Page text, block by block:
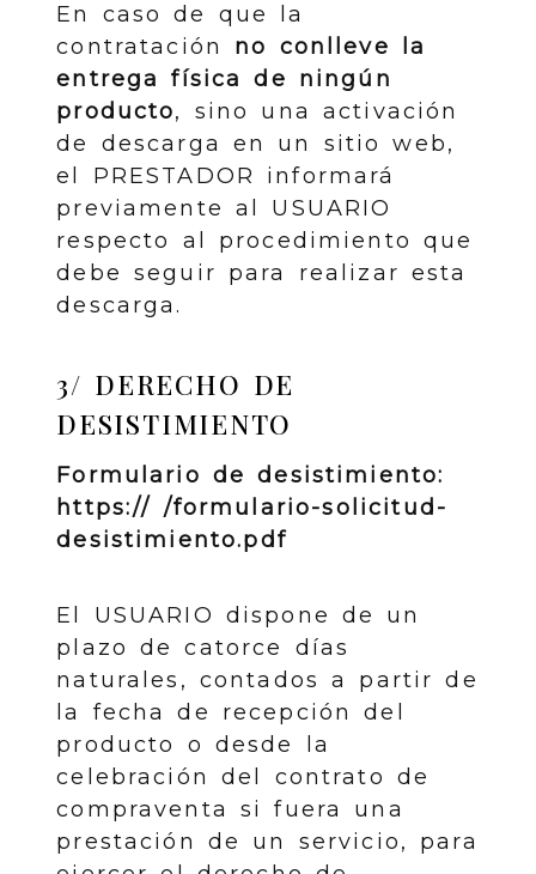
En caso de que la
contratación no conlleve la
entrega física de ningún
producto, sino una activación
de descarga en un sitio web,
el PRESTADOR informará
previamente al USUARIO
respecto al procedimiento que
debe seguir para realizar esta
descarga.
3/ DERECHO DE
DESISTIMIENTO
Formulario de desistimiento:
https:// /formulario-solicitud-
desistimiento.pdf
El USUARIO dispone de un
plazo de catorce días
naturales, contados a partir de
la fecha de recepción del
producto o desde la
celebración del contrato de
compraventa si fuera una
prestación de un servicio, para